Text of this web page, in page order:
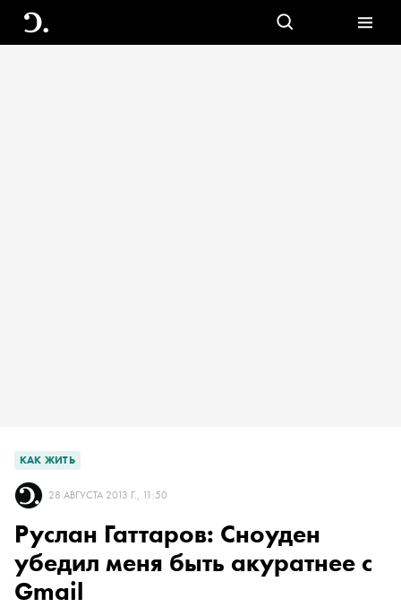
КАК ЖИТЬ
28 АВГУСТА 2013 Г., 11:50
Руслан Гаттаров: Сноуден
убедил меня быть акуратнее с
Gmail